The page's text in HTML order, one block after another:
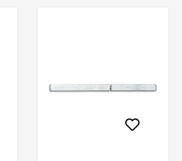
innen aus Stahl •
Türwerkstoff Holz,